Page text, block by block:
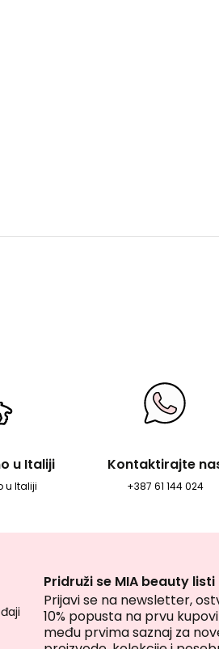
u Italiji
u Italiji
Kontaktirajte
+387 61 144 024
Pridruži se MIA beauty listi
Prijavi se na newsletter,
10% popusta na prvu
među prvima saznaj za